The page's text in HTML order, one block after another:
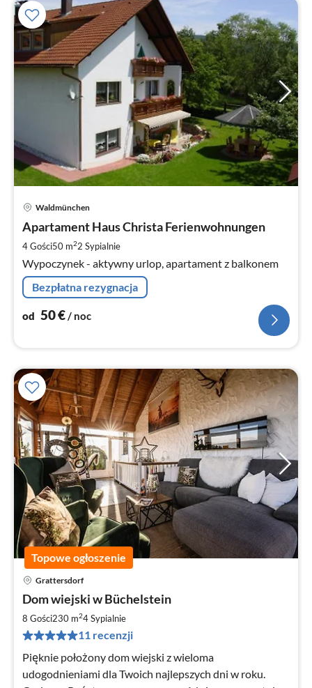
Waldmünchen
Apartament Haus Christa Ferienwohnungen
4 Gości50 m22 Sypialnie
Wypoczynek - aktywny urlop, apartament z balkonem
Bezpłatna rezygnacja
od 50€/ noc
Topowe ogłoszenie
Grattersdorf
Dom wiejski w Büchelstein
8 Gości230 m24Sypialnie
11 recenzji
Pięknie położony dom wiejski z wieloma
udogodnieniami dla Twoich najlepszych dni w roku.